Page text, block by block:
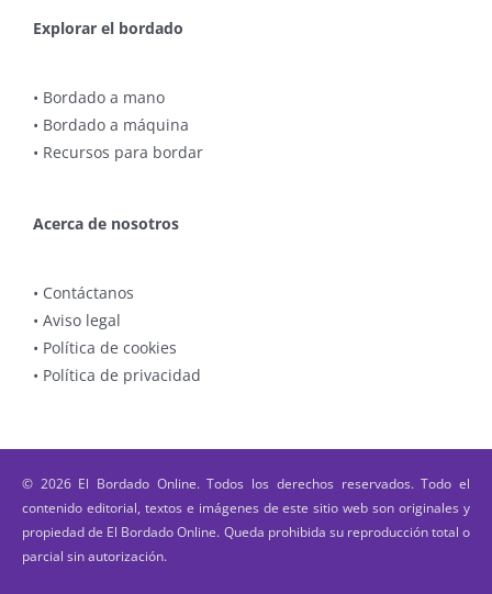
Explorar el bordado
• Bordado a mano
• Bordado a máquina
• Recursos para bordar
Acerca de nosotros
• Contáctanos
• Aviso legal
• Política de cookies
• Política de privacidad
© 2026 El Bordado Online. Todos los derechos reservados. Todo el
contenido editorial, textos e imágenes de este sitio web son originales y
propiedad de El Bordado Online. Queda prohibida su reproducción total o
parcial sin autorización.